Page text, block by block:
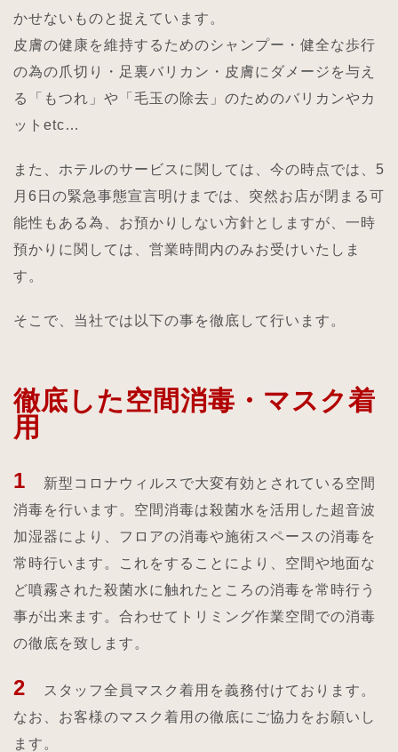
かせないものと捉えています。
皮膚の健康を維持するためのシャンプー・健全な歩行
の為の爪切り・足裏バリカン・皮膚にダメージを与え
る「もつれ」や「毛玉の除去」のためのバリカンやカ
ットetc…
また、ホテルのサービスに関しては、今の時点では、5
月6日の緊急事態宣言明けまでは、突然お店が閉まる可
能性もある為、お預かりしない方針としますが、一時
預かりに関しては、営業時間内のみお受けいたしま
す。
そこで、当社では以下の事を徹底して行います。
徹底した空間消毒・マスク着
用
1
新型コロナウィルスで大変有効とされている空間
消毒を行います。空間消毒は殺菌水を活用した超音波
加湿器により、フロアの消毒や施術スペースの消毒を
常時行います。これをすることにより、空間や地面な
ど噴霧された殺菌水に触れたところの消毒を常時行う
事が出来ます。合わせてトリミング作業空間での消毒
の徹底を致します。
2
スタッフ全員マスク着用を義務付けております。
なお、お客様のマスク着用の徹底にご協力をお願いし
ます。